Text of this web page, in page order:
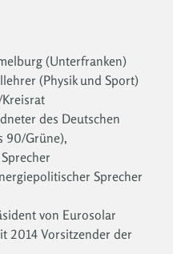
(Unterfranken)
(Physik und Sport)
des Deutschen
90/Grüne),
Sprecher
von Eurosolar
2014 Vorsitzender der